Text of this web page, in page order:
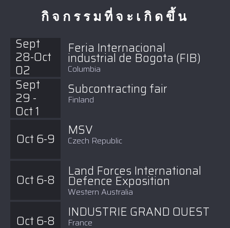
กิจกรรมที่จะเกิดขึ้น
Sept
28-Oct
02
Feria Internacional
industrial de Bogota (FIB)
Columbia
Sept
29 -
Oct 1
Subcontracting fair
Finland
Oct 6-9
MSV
Czech Republic
Oct 6-8
Land Forces International
Defence Exposition
Western Australia
Oct 6-8
INDUSTRIE GRAND OUEST
France